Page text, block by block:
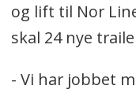
og lift til Nor
skal 24 nye
- Vi har jobbet